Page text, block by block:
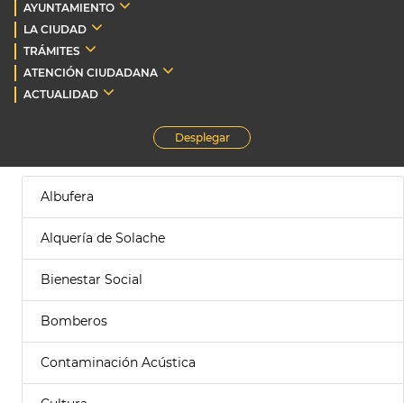
AYUNTAMIENTO
LA CIUDAD
TRÁMITES
ATENCIÓN CIUDADANA
ACTUALIDAD
Desplegar
Albufera
Alquería de Solache
Bienestar Social
Bomberos
Contaminación Acústica